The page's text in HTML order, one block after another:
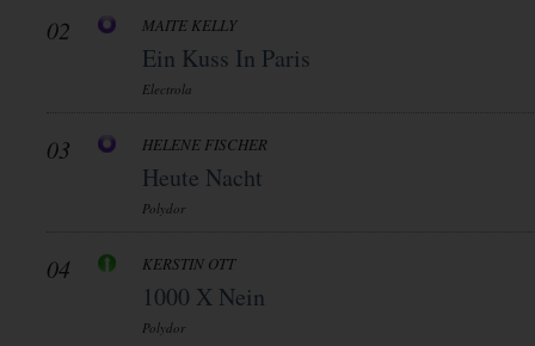
02 MAITE KELLY
Ein Kuss In Paris
Electrola
03 HELENE FISCHER
Heute Nacht
Polydor
04 KERSTIN OTT
1000 X Nein
Polydor